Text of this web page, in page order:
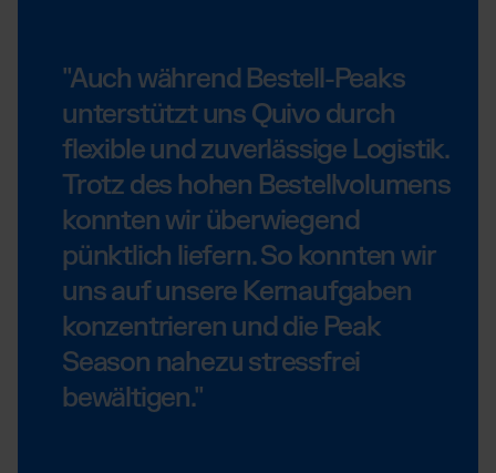
"Auch während Bestell-Peaks
unterstützt uns Quivo durch
flexible und zuverlässige Logistik.
Trotz des hohen Bestellvolumens
konnten wir überwiegend
pünktlich liefern. So konnten wir
uns auf unsere Kernaufgaben
konzentrieren und die Peak
Season nahezu stressfrei
bewältigen."